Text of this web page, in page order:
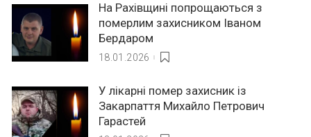
На Рахівщині попрощаються з
померлим захисником Іваном
Бердаром
18.01.2026
У лікарні помер захисник із
Закарпаття Михайло Петрович
Гарастей